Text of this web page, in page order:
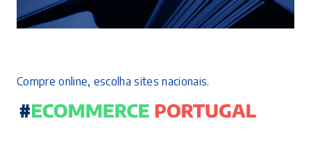
Compre online, escolha sites nacionais.